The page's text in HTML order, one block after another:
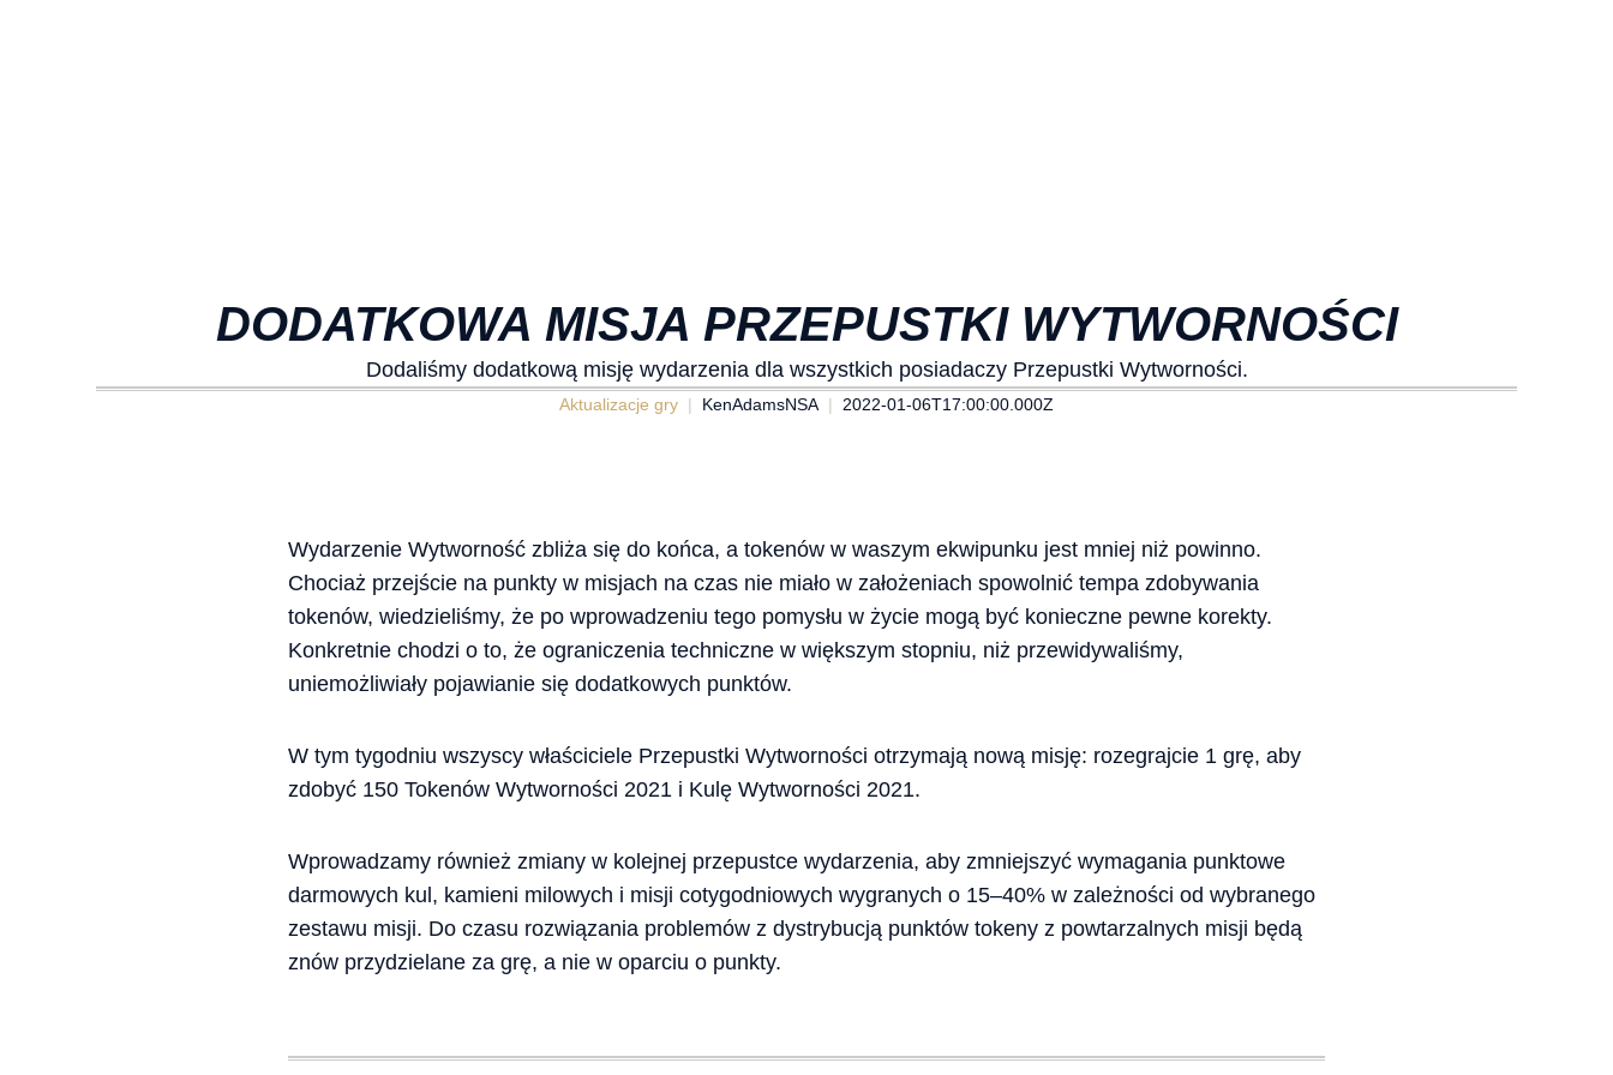
DODATKOWA MISJA PRZEPUSTKI WYTWORNOŚCI
Dodaliśmy dodatkową misję wydarzenia dla wszystkich posiadaczy Przepustki Wytworności.
Aktualizacje gry KenAdamsNSA 2022-01-06T17:00:00.000Z
Wydarzenie Wytworność zbliża się do końca, a tokenów w waszym ekwipunku jest mniej niż powinno.
Chociaż przejście na punkty w misjach na czas nie miało w założeniach spowolnić tempa zdobywania
tokenów, wiedzieliśmy, że po wprowadzeniu tego pomysłu w życie mogą być konieczne pewne korekty.
Konkretnie chodzi o to, że ograniczenia techniczne w większym stopniu, niż przewidywaliśmy,
uniemożliwiały pojawianie się dodatkowych punktów.
W tym tygodniu wszyscy właściciele Przepustki Wytworności otrzymają nową misję: rozegrajcie 1 grę, aby
zdobyć 150 Tokenów Wytworności 2021 i Kulę Wytworności 2021.
Wprowadzamy również zmiany w kolejnej przepustce wydarzenia, aby zmniejszyć wymagania punktowe
darmowych kul, kamieni milowych i misji cotygodniowych wygranych o 15–40% w zależności od wybranego
zestawu misji. Do czasu rozwiązania problemów z dystrybucją punktów tokeny z powtarzalnych misji będą
znów przydzielane za grę, a nie w oparciu o punkty.